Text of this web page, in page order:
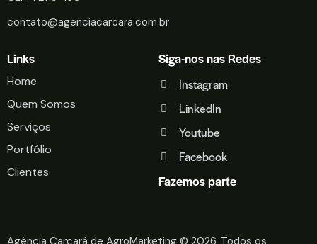
contato@agenciacarcara.com.br
Links
Home
Quem Somos
Serviços
Portfólio
Clientes
Siga-nos nas Redes
Instagram
LinkedIn
Youtube
Facebook
Fazemos parte